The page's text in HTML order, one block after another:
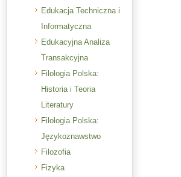
Edukacja Techniczna i
Informatyczna
Edukacyjna Analiza
Transakcyjna
Filologia Polska:
Historia i Teoria
Literatury
Filologia Polska:
Językoznawstwo
Filozofia
Fizyka